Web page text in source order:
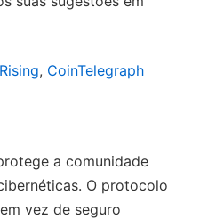
, CoinTelegraph
a comunidade
O protocolo
vez de seguro